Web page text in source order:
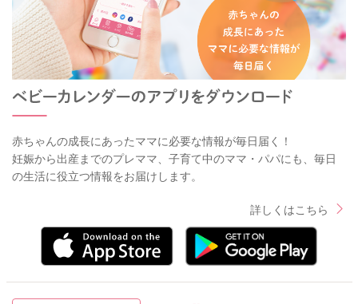
赤ちゃんの成長にあったママに必要な情報が毎日届く！
妊娠から出産までのプレママ、子育て中のママ・パパにも、毎日
の生活に役立つ情報をお届けします。
詳しくはこちら